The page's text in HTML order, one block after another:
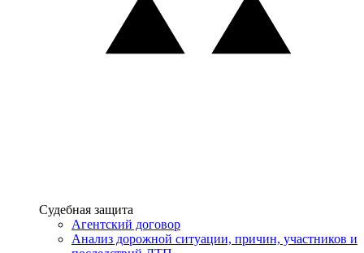
Услуги
Судебная защита
Агентский договор
Анализ дорожной ситуации, причин, участников и